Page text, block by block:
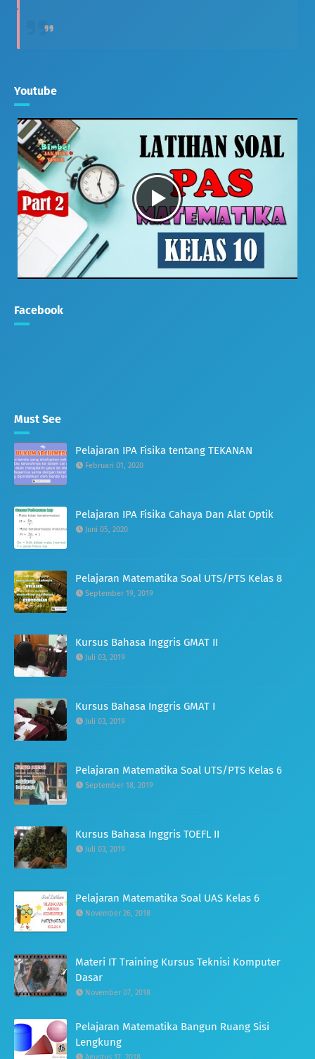
Youtube
Facebook
Must See
Pelajaran IPA Fisika tentang TEKANAN
Februari 01, 2020
Pelajaran IPA Fisika Cahaya Dan Alat Optik
Juni 05, 2020
Pelajaran Matematika Soal UTS/PTS Kelas 8
September 19, 2019
Kursus Bahasa Inggris GMAT II
Juli 03, 2019
Kursus Bahasa Inggris GMAT I
Juli 03, 2019
Pelajaran Matematika Soal UTS/PTS Kelas 6
September 18, 2019
Kursus Bahasa Inggris TOEFL II
Juli 03, 2019
Pelajaran Matematika Soal UAS Kelas 6
November 26, 2018
Materi IT Training Kursus Teknisi Komputer
Dasar
November 07, 2018
Pelajaran Matematika Bangun Ruang Sisi
Lengkung